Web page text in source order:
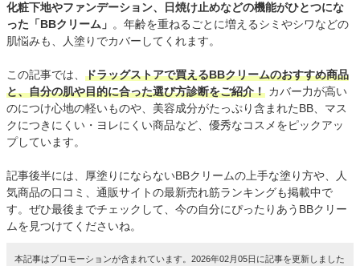
化粧下地やファンデーション、日焼け止めなどの機能がひとつにな
った「BBクリーム」 。年齢を重ねるごとに増えるシミやシワなどの
肌悩みも、人塗りでカバーしてくれます。
この記事では、 ドラッグストアで買えるBBクリームのおすすめ商品
と、自分の肌や目的に合った選び方診断をご紹介！ カバー力が高い
のにつけ心地の軽いものや、美容成分がたっぷり含まれたBB、マス
クにつきにくい・ヨレにくい商品など、優秀なコスメをピックアッ
プしています。
記事後半には、厚塗りにならないBBクリームの上手な塗り方や、人
気商品の口コミ、通販サイトの最新売れ筋ランキングも掲載中で
す。ぜひ最後までチェックして、今の自分にぴったりあうBBクリー
ムを見つけてくださいね。
本記事はプロモーションが含まれています。2026年02月05日に記事を更新しました